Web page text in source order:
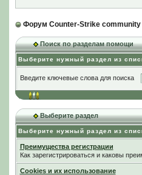
Форум Counter-Strike community
Поиск по разделам помощи
Выберите нужный раздел из
Введите ключевые слова для поиска
Выберите раздел
Выберите нужный раздел из
Преимущества регистрации
Как зарегистрироваться и каковы
Cookies и их использование